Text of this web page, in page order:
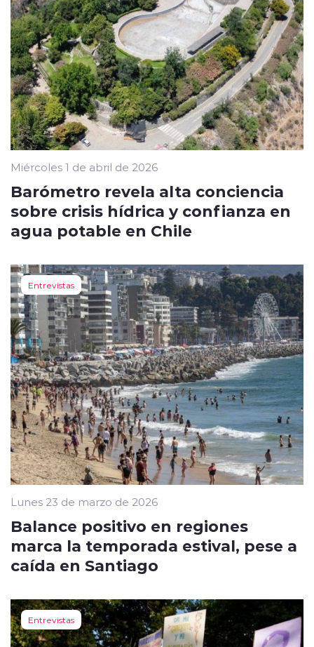
Miércoles 1 de abril de 2026
Barómetro revela alta conciencia
sobre crisis hídrica y confianza en
agua potable en Chile
Entrevistas
Lunes 23 de marzo de 2026
Balance positivo en regiones
marca la temporada estival, pese a
caída en Santiago
Entrevistas